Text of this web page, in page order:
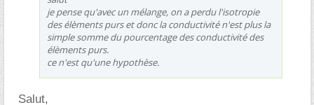
je pense qu'avec un mélange, on a perdu l'isotropie
des élèments purs et donc la conductivité n'est plus la
simple somme du pourcentage des conductivité des
élèments purs.
ce n'est qu'une hypothèse.
Salut,